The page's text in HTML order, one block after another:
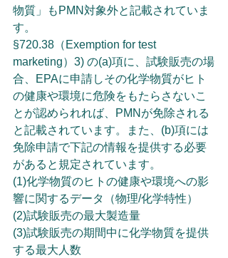
物質」もPMN対象外と記載されていま
す。
§720.38（Exemption for test
marketing）3) の(a)項に、試験販売の場
合、EPAに申請しその化学物質がヒト
の健康や環境に危険をもたらさないこ
とが認められれば、PMNが免除される
と記載されています。また、(b)項には
免除申請で下記の情報を提供する必要
があると規定されています。
(1)化学物質のヒトの健康や環境への影
響に関するデータ（物理/化学特性）
(2)試験販売の最大製造量
(3)試験販売の期間中に化学物質を提供
する最大人数